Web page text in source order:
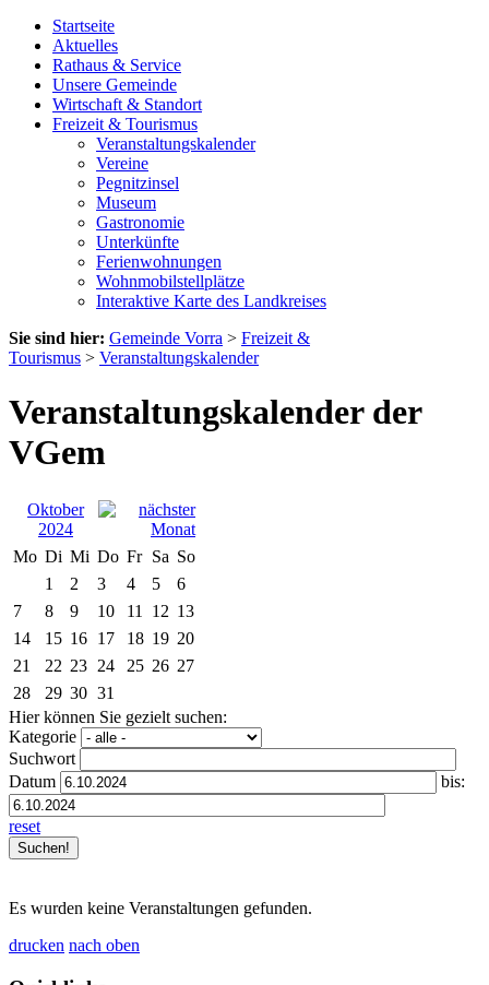
Startseite
Aktuelles
Rathaus & Service
Unsere Gemeinde
Wirtschaft & Standort
Freizeit & Tourismus
Veranstaltungskalender
Vereine
Pegnitzinsel
Museum
Gastronomie
Unterkünfte
Ferienwohnungen
Wohnmobilstellplätze
Interaktive Karte des Landkreises
Sie sind hier: Gemeinde Vorra > Freizeit &
Tourismus > Veranstaltungskalender
Veranstaltungskalender der
VGem
Oktober
2024
Mo Di Mi Do Fr Sa So
1
2 3 4 5
6
7
8 9 10 11 12 13
14
15 16 17 18 19 20
21
22 23 24 25 26 27
28
29 30 31
Hier können Sie gezielt suchen:
Kategorie
Suchwort
Datum
bis:
reset
Es wurden keine Veranstaltungen gefunden.
drucken nach oben